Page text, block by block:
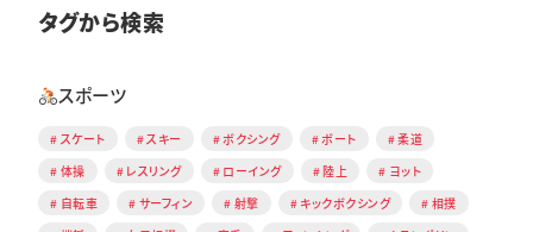
タグから検索
スポーツ
スケート スキー ボクシング ボート
柔道
体操
レスリング ローイング 陸上
ヨット
自転車
サーフィン 射撃 キックボクシング
相撲